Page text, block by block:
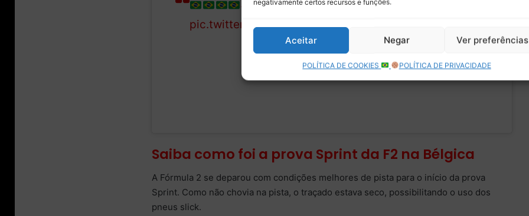
negativamente certos recursos e funções.
Aceitar Negar Ver preferências
POLÍTICA DE COOKIES POLÍTICA DE PRIVACIDADE
#BelgianGP #F2 @enzofitti
pic.twitter.com/5mfA6JZPEw
Saiba como foi a prova Sprint da F2 na Bélgica
A Fórmula 2 se deparou com condições melhores de pista para o início da prova
Sprint. Como não chovia na pista, o traçado estava seco, possibilitando o uso dos
pneus slick.